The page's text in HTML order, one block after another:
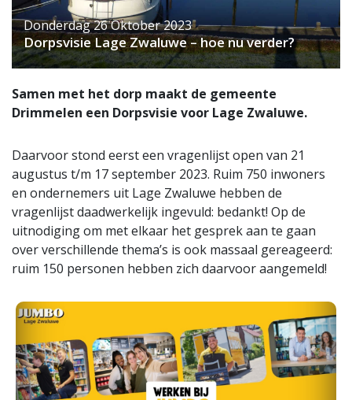
Donderdag 26 Oktober 2023
Dorpsvisie Lage Zwaluwe – hoe nu verder?
Samen met het dorp maakt de gemeente
Drimmelen een Dorpsvisie voor Lage Zwaluwe.
Daarvoor stond eerst een vragenlijst open van 21
augustus t/m 17 september 2023. Ruim 750 inwoners
en ondernemers uit Lage Zwaluwe hebben de
vragenlijst daadwerkelijk ingevuld: bedankt! Op de
uitnodiging om met elkaar het gesprek aan te gaan
over verschillende thema’s is ook massaal gereageerd:
ruim 150 personen hebben zich daarvoor aangemeld!